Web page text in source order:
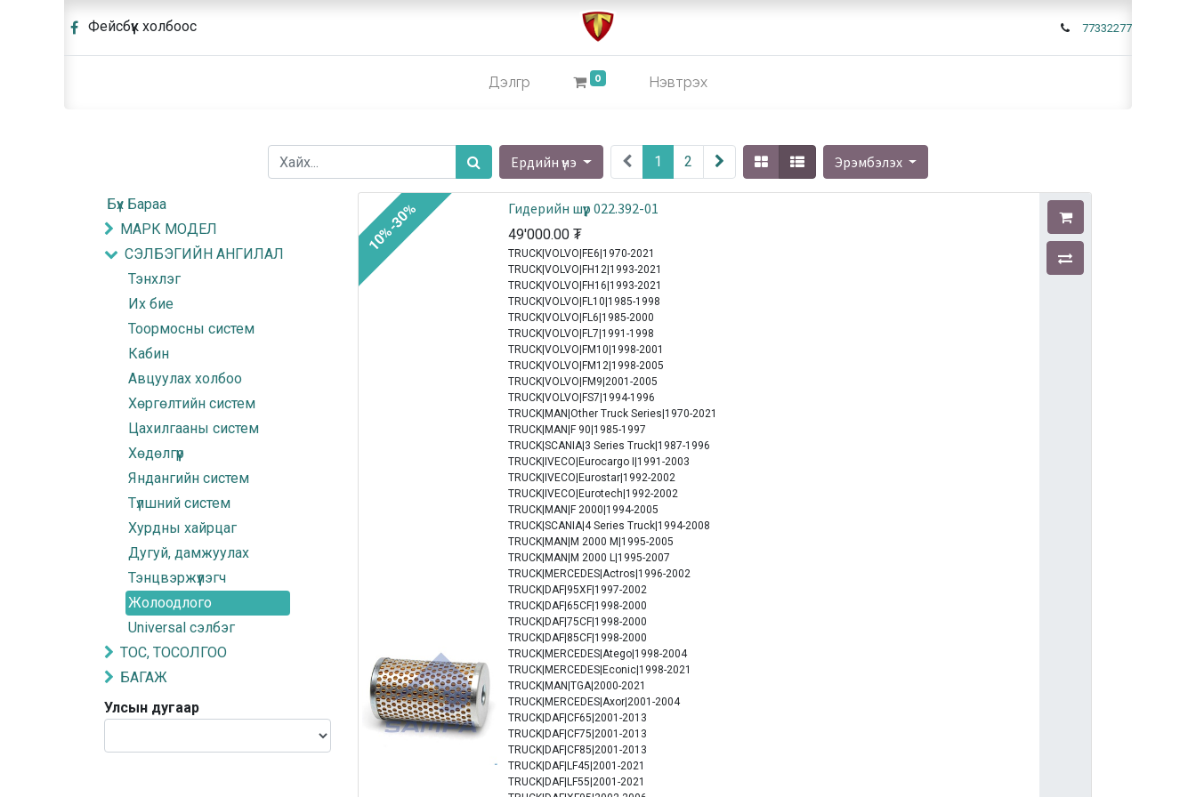
Фейсбүүк холбоос 77332277
Дэлгүүр 0 Нэвтрэх
Ердийн үнэ 1 2 Эрэмбэлэх
Бүх Бараа
МАРК МОДЕЛ
СЭЛБЭГИЙН АНГИЛАЛ
Тэнхлэг
Их бие
Тоормосны систем
Кабин
Авцуулах холбоо
Хөргөлтийн систем
Цахилгааны систем
Хөдөлгүүр
Яндангийн систем
Түлшний систем
Хурдны хайрцаг
Дугуй, дамжуулах
Тэнцвэржүүлэгч
Жолоодлого
Universal сэлбэг
ТОС, ТОСОЛГОО
БАГАЖ
Улсын дугаар
Гидерийн шүүр 022.392-01
49'000.00 ₮
TRUCK|VOLVO|FE6|1970-2021
TRUCK|VOLVO|FH12|1993-2021
TRUCK|VOLVO|FH16|1993-2021
TRUCK|VOLVO|FL10|1985-1998
TRUCK|VOLVO|FL6|1985-2000
TRUCK|VOLVO|FL7|1991-1998
TRUCK|VOLVO|FM10|1998-2001
TRUCK|VOLVO|FM12|1998-2005
TRUCK|VOLVO|FM9|2001-2005
TRUCK|VOLVO|FS7|1994-1996
TRUCK|MAN|Other Truck Series|1970-2021
TRUCK|MAN|F 90|1985-1997
TRUCK|SCANIA|3 Series Truck|1987-1996
TRUCK|IVECO|Eurocargo I|1991-2003
TRUCK|IVECO|Eurostar|1992-2002
TRUCK|IVECO|Eurotech|1992-2002
TRUCK|MAN|F 2000|1994-2005
TRUCK|SCANIA|4 Series Truck|1994-2008
TRUCK|MAN|M 2000 M|1995-2005
TRUCK|MAN|M 2000 L|1995-2007
TRUCK|MERCEDES|Actros|1996-2002
TRUCK|DAF|95XF|1997-2002
TRUCK|DAF|65CF|1998-2000
TRUCK|DAF|75CF|1998-2000
TRUCK|DAF|85CF|1998-2000
TRUCK|MERCEDES|Atego|1998-2004
TRUCK|MERCEDES|Econic|1998-2021
TRUCK|MAN|TGA|2000-2021
TRUCK|MERCEDES|Axor|2001-2004
TRUCK|DAF|CF65|2001-2013
TRUCK|DAF|CF75|2001-2013
TRUCK|DAF|CF85|2001-2013
TRUCK|DAF|LF45|2001-2021
TRUCK|DAF|LF55|2001-2021
10%-30%